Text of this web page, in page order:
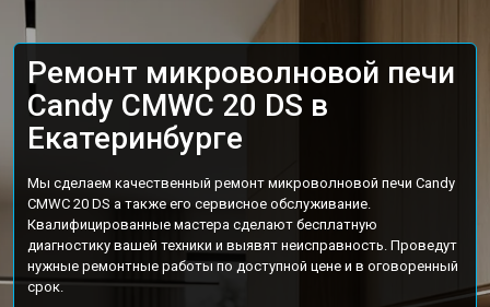
Ремонт микроволновой печи
Candy CMWC 20 DS в
Екатеринбурге
Мы сделаем качественный ремонт микроволновой печи Candy
CMWC 20 DS а также его сервисное обслуживание.
Квалифицированные мастера сделают бесплатную
диагностику вашей техники и выявят неисправность. Проведут
нужные ремонтные работы по доступной цене и в оговоренный
срок.